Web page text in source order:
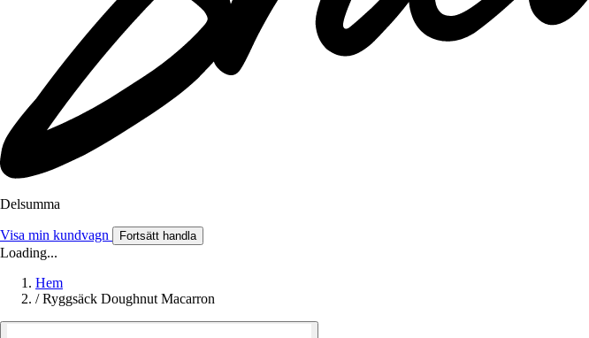
Delsumma
Visa min kundvagn Fortsätt handla
Loading...
Hem
/ Ryggsäck Doughnut Macarron